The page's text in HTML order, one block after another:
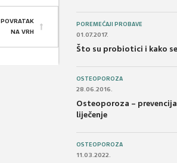
POVRATAK
NA VRH
POREMEĆAJI PROBAVE
01.07.2017.
Što su probiotici i kako
OSTEOPOROZA
28.06.2016.
Osteoporoza –
liječenje
OSTEOPOROZA
11.03.2022.